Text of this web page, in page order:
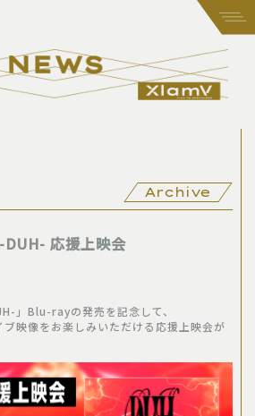
Archive
応援上映会
」Blu-rayの発売を記念して、
映像をお楽しみいただける応援上映会が